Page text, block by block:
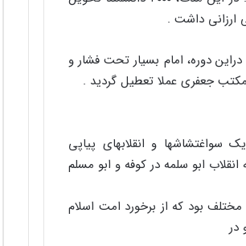
ارزانی داشت .
دوره، امام بسیار تحت فشار و
جعفری عملا تعطیل گردید .
سواغتشاشها و انقلابهای پیاپی
ابو سلمه در کوفه و ابو مسلم
بود که از برخورد امت اسلام
در